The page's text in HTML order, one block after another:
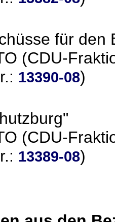
für den
(CDU-
13390-08)
(CDU-
13389-08)